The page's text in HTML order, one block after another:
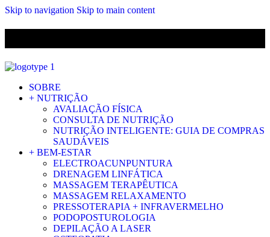
Skip to navigation Skip to main content
SOBRE
+ NUTRIÇÃO
AVALIAÇÃO FÍSICA
CONSULTA DE NUTRIÇÃO
NUTRIÇÃO INTELIGENTE: GUIA DE COMPRAS
SAUDÁVEIS
+ BEM-ESTAR
ELECTROACUNPUNTURA
DRENAGEM LINFÁTICA
MASSAGEM TERAPÊUTICA
MASSAGEM RELAXAMENTO
PRESSOTERAPIA + INFRAVERMELHO
PODOPOSTUROLOGIA
DEPILAÇÃO A LASER